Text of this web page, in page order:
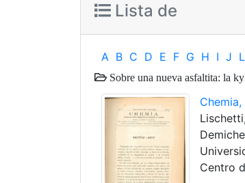
Lista de
A B C D E F G H I J L
Sobre una nueva asfaltita: la
Chemia,
Centro